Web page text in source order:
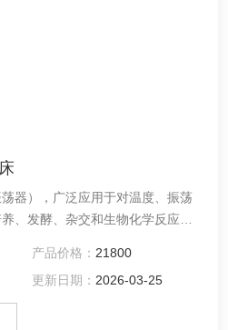
器），广泛应用于对温度、振荡
、发酵、杂交和生物化学反应以
广泛而重要的应用。
产品价格： 21800
更新日期： 2026-03-25